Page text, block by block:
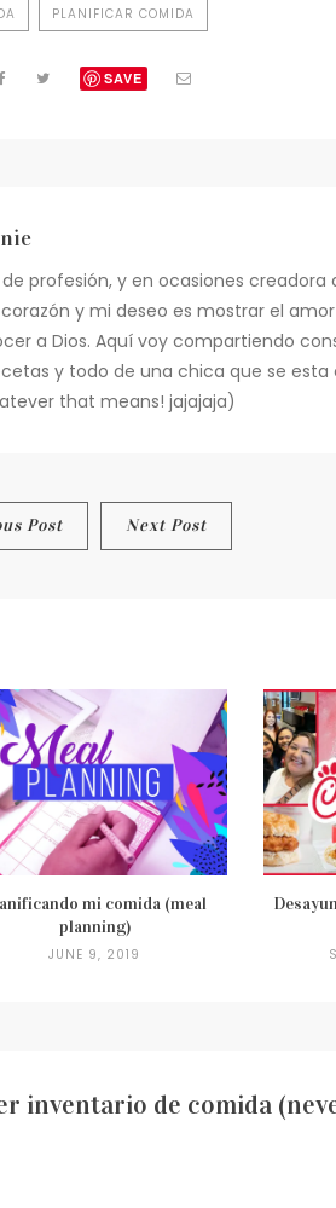
PLANIFICAR COMIDA
SAVE
profesión, y en ocasiones creadora
y mi deseo es mostrar el
a Dios. Aquí voy compartiendo
y todo de una chica que se esta
that means! jajajaja)
Post Next Post
mi comida (meal
planning)
JUNE 9, 2019
inventario de comida